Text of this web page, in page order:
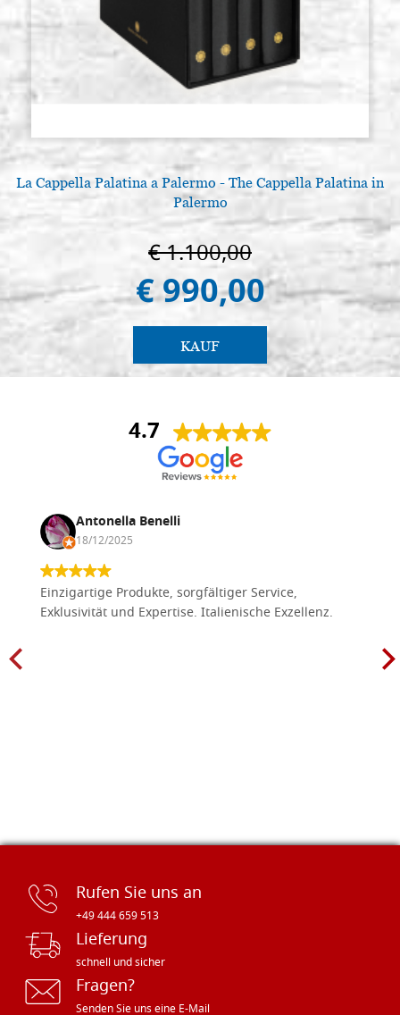
La Cappella Palatina a Palermo - The Cappella Palatina in
Palermo
€ 1.100,00
€ 990,00
KAUF
4.7
Antonella Benelli
18/12/2025
Einzigartige Produkte, sorgfältiger Service,
Exklusivität und Expertise. Italienische Exzellenz.
Rufen Sie uns an
+49 444 659 513
Lieferung
schnell und sicher
Fragen?
Senden Sie uns eine E-Mail